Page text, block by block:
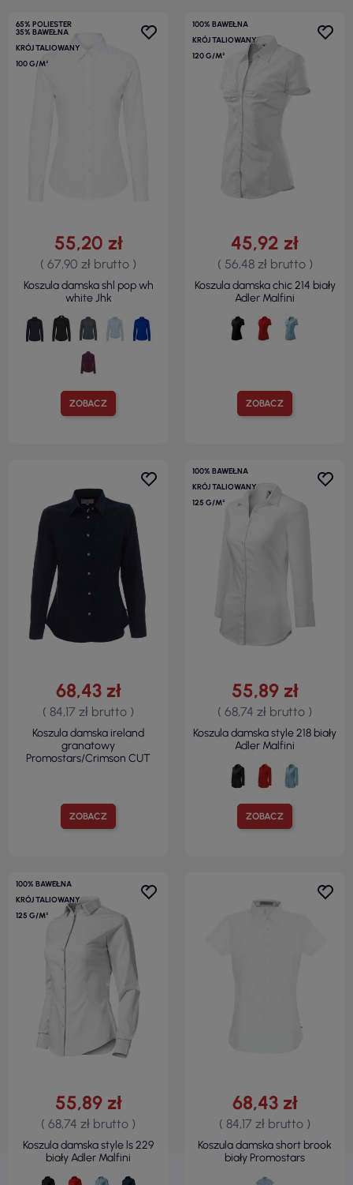
65% POLIESTER
35% BAWEŁNA
KRÓJ TALIOWANY
100 G/M²
ZOBACZ
55,20 zł
( 67,90 zł brutto )
Koszula damska shl pop wh
white Jhk
100% BAWEŁNA
KRÓJ TALIOWANY
120 G/M²
ZOBACZ
45,92 zł
( 56,48 zł brutto )
Koszula damska chic 214 biały
Adler Malfini
ZOBACZ
68,43 zł
( 84,17 zł brutto )
Koszula damska ireland
granatowy
Promostars/Crimson CUT
100% BAWEŁNA
KRÓJ TALIOWANY
125 G/M²
ZOBACZ
55,89 zł
( 68,74 zł brutto )
Koszula damska style 218 biały
Adler Malfini
100% BAWEŁNA
KRÓJ TALIOWANY
125 G/M²
55,89 zł
( 68,74 zł brutto )
Koszula damska style ls 229
biały Adler Malfini
68,43 zł
( 84,17 zł brutto )
Koszula damska short brook
biały Promostars